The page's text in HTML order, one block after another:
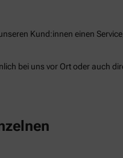
Kund:innen einen
bei uns vor Ort oder auch